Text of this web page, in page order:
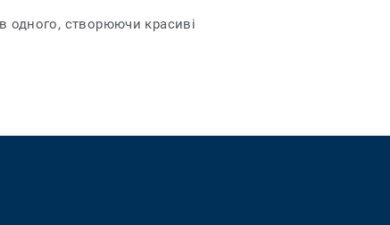
одного, створюючи красиві